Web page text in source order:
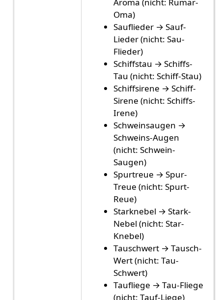
Aroma (nicht: Rumar-
Oma)
Sauflieder → Sauf-
Lieder (nicht: Sau-
Flieder)
Schiffstau → Schiffs-
Tau (nicht: Schiff-Stau)
Schiffsirene → Schiff-
Sirene (nicht: Schiffs-
Irene)
Schweinsaugen →
Schweins-Augen
(nicht: Schwein-
Saugen)
Spurtreue → Spur-
Treue (nicht: Spurt-
Reue)
Starknebel → Stark-
Nebel (nicht: Star-
Knebel)
Tauschwert → Tausch-
Wert (nicht: Tau-
Schwert)
Taufliege → Tau-Fliege
(nicht: Tauf-Liege)